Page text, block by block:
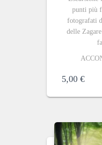
punti più
fotografati
delle
5,00 €